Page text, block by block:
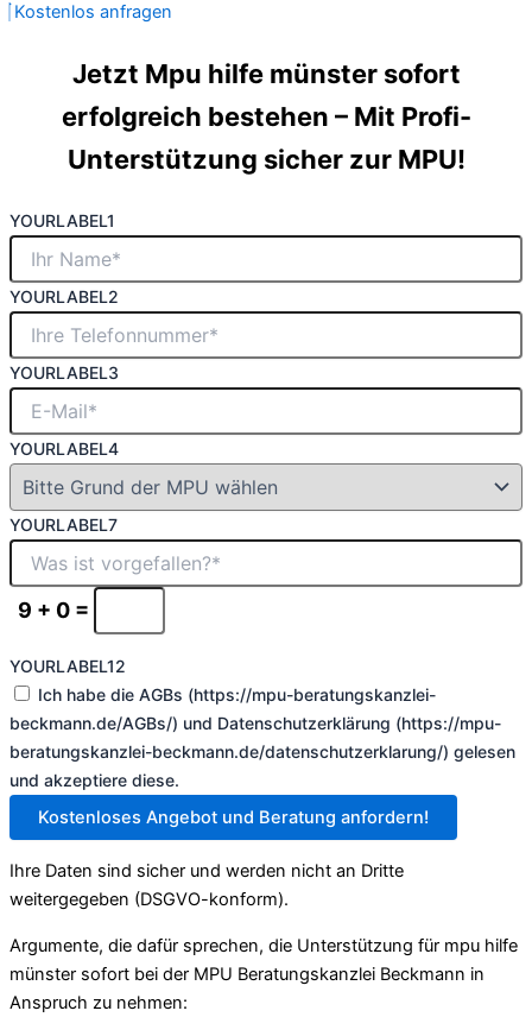
Kostenlos anfragen
Jetzt Mpu hilfe münster sofort
erfolgreich bestehen – Mit Profi-
Unterstützung sicher zur MPU!
YOURLABEL1
YOURLABEL2
YOURLABEL3
YOURLABEL4
YOURLABEL7
9 + 0 =
YOURLABEL12
Ich habe die AGBs (https://mpu-beratungskanzlei-
beckmann.de/AGBs/) und Datenschutzerklärung (https://mpu-
beratungskanzlei-beckmann.de/datenschutzerklarung/) gelesen
und akzeptiere diese.
Kostenloses Angebot und Beratung anfordern!
Ihre Daten sind sicher und werden nicht an Dritte
weitergegeben (DSGVO-konform).
Argumente, die dafür sprechen, die Unterstützung für mpu hilfe
münster sofort bei der MPU Beratungskanzlei Beckmann in
Anspruch zu nehmen: